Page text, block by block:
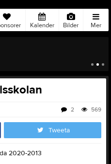
Kalender Bilder Mer
569
2
Tweeta
2020-2013